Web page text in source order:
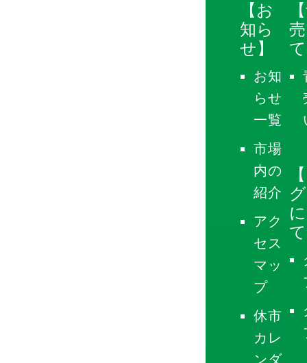
【お
知ら
せ】
お知
らせ
一覧
市場
内の
紹介
アク
セス
マッ
プ
休市
カレ
ンダ